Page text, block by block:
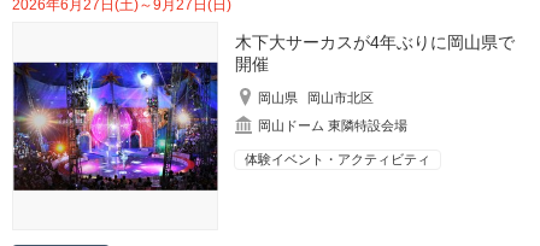
2026年6月27日(土)～9月27日(日)
木下大サーカスが4年ぶりに岡山県で
開催
岡山県
岡山市北区
岡山ドーム 東隣特設会場
体験イベント・アクティビティ